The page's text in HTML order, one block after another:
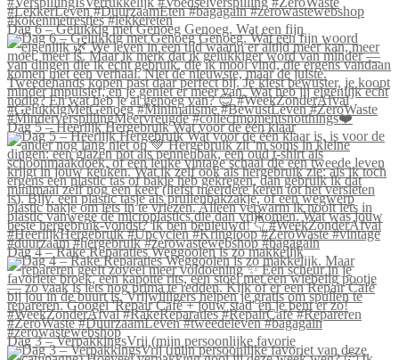
Dag 6 – Gelukkig met Genoeg Genoeg. Wat een fijn
Dag 5 – Heerlijk Hergebruik Wat voor de één klaar
Dag 4 – Rake Reparaties Weggooien is zo makkelijk
Dag 3 – VerpakkingsVrij (mijn persoonlijke favorie